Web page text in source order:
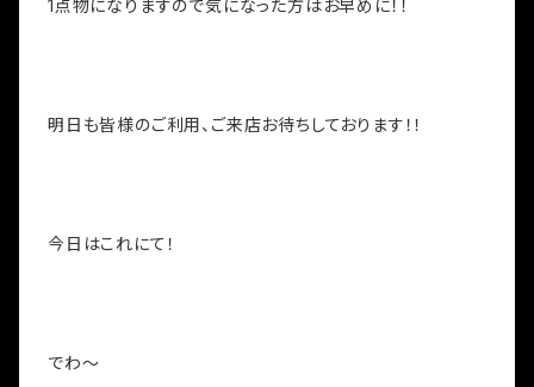
1点物になりますので気になった方はお早めに！！
明日も皆様のご利用、ご来店お待ちしております！！
今日はこれにて！
でわ～